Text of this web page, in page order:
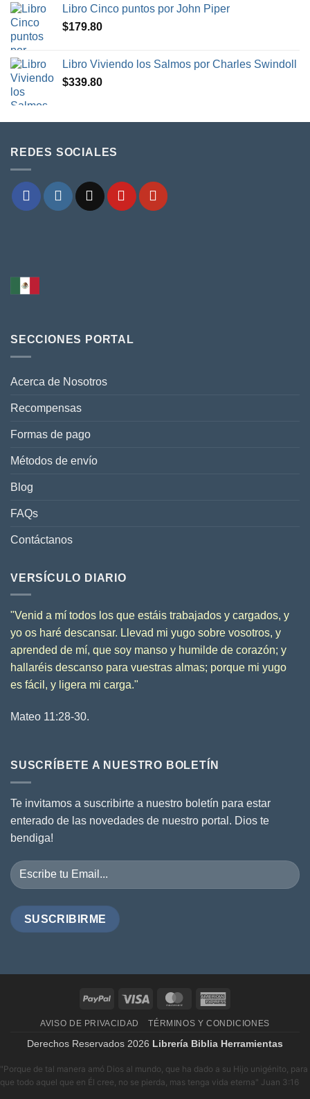
Libro Cinco puntos por John Piper
$179.80
Libro Viviendo los Salmos por Charles Swindoll
$339.80
REDES SOCIALES
SECCIONES PORTAL
Acerca de Nosotros
Recompensas
Formas de pago
Métodos de envío
Blog
FAQs
Contáctanos
VERSÍCULO DIARIO
"Venid a mí todos los que estáis trabajados y cargados, y
yo os haré descansar. Llevad mi yugo sobre vosotros, y
aprended de mí, que soy manso y humilde de corazón; y
hallaréis descanso para vuestras almas; porque mi yugo
es fácil, y ligera mi carga."
Mateo 11:28-30.
SUSCRÍBETE A NUESTRO BOLETÍN
Te invitamos a suscribirte a nuestro boletín para estar
enterado de las novedades de nuestro portal. Dios te
bendiga!
PayPal Visa MasterCard
AVISO DE PRIVACIDAD TÉRMINOS Y CONDICIONES
Derechos Reservados 2026 Librería Biblia Herramientas
"Porque de tal manera amó Dios al mundo, que ha dado a su Hijo unigénito, para
que todo aquel que en Él cree, no se pierda, mas tenga vida eterna" Juan 3:16